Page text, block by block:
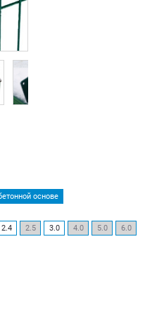
основе
2.4 2.5 3.0 4.0 5.0
6.0